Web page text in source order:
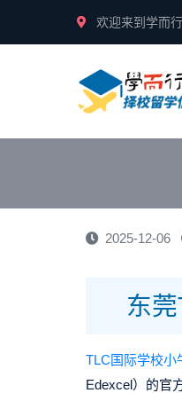
欢迎来到学而
2025-12-06
东
TLC国际学校小
Edexcel）的官